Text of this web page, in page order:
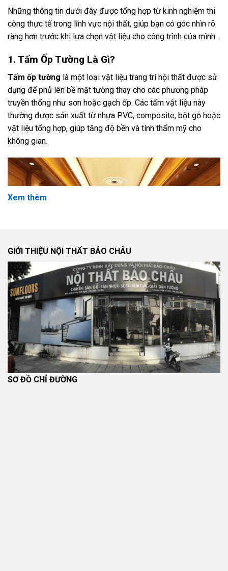
Những thông tin dưới đây được tổng hợp từ kinh nghiệm thi
công thực tế trong lĩnh vực nội thất, giúp bạn có góc nhìn rõ
ràng hơn trước khi lựa chọn vật liệu cho công trình của mình.
1. Tấm Ốp Tường Là Gì?
Tấm ốp tường là một loại vật liệu trang trí nội thất được sử
dụng để phủ lên bề mặt tường thay cho các phương pháp
truyền thống như sơn hoặc gạch ốp. Các tấm vật liệu này
thường được sản xuất từ nhựa PVC, composite, bột gỗ hoặc
vật liệu tổng hợp, giúp tăng độ bền và tính thẩm mỹ cho
không gian.
Ngày nay,tấm ốp tường nội thất
không chỉ đóng vai trò bảo
vệ tường mà còn trở thành một yếu tố quan trọng trong thiết
kế không gian. Chúng có thể tạo điểm nhấn cho phòng khách,
phòng ngủ hoặc khu vực làm việc.
Xem thêm
GIỚI THIỆU NỘI THẤT BẢO CHÂU
SƠ ĐỒ CHỈ ĐƯỜNG